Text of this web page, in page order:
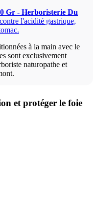
Gr - Herboristerie Du
l'acidité gastrique,
à la main avec le
sont exclusivement
naturopathe et
et protéger le foie